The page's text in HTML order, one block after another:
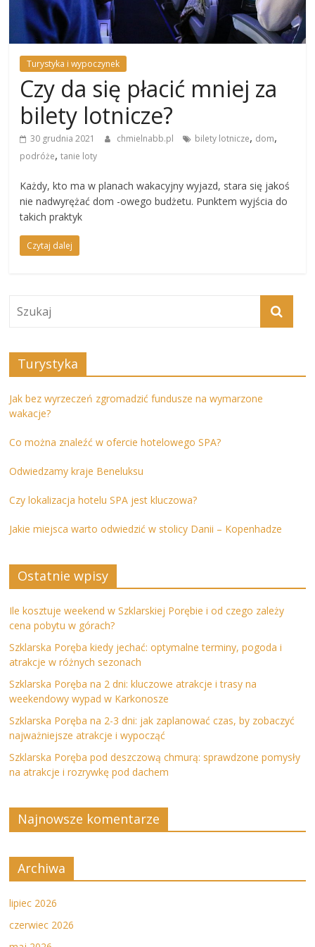
Turystyka i wypoczynek
Czy da się płacić mniej za
bilety lotnicze?
30 grudnia 2021 chmielnabb.pl bilety lotnicze, dom,
podróże,tanie loty
Każdy, kto ma w planach wakacyjny wyjazd, stara się jakoś
nie nadwyrężać dom -owego budżetu. Punktem wyjścia do
takich praktyk
Czytaj dalej
Turystyka
Jak bez wyrzeczeń zgromadzić fundusze na wymarzone
wakacje?
Co można znaleźć w ofercie hotelowego SPA?
Odwiedzamy kraje Beneluksu
Czy lokalizacja hotelu SPA jest kluczowa?
Jakie miejsca warto odwiedzić w stolicy Danii – Kopenhadze
Ostatnie wpisy
Ile kosztuje weekend w Szklarskiej Porębie i od czego zależy
cena pobytu w górach?
Szklarska Poręba kiedy jechać: optymalne terminy, pogoda i
atrakcje w różnych sezonach
Szklarska Poręba na 2 dni: kluczowe atrakcje i trasy na
weekendowy wypad w Karkonosze
Szklarska Poręba na 2-3 dni: jak zaplanować czas, by zobaczyć
najważniejsze atrakcje i wypocząć
Szklarska Poręba pod deszczową chmurą: sprawdzone pomysły
na atrakcje i rozrywkę pod dachem
Najnowsze komentarze
Archiwa
lipiec 2026
czerwiec 2026